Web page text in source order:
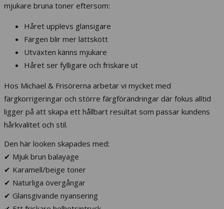
mjukare bruna toner eftersom:
Håret upplevs glansigare
Färgen blir mer lättskött
Utväxten känns mjukare
Håret ser fylligare och friskare ut
Hos Michael & Frisörerna arbetar vi mycket med
färgkorrigeringar och större färgförändringar där fokus alltid
ligger på att skapa ett hållbart resultat som passar kundens
hårkvalitet och stil.
Den här looken skapades med:
✔ Mjuk brun balayage
✔ Karamell/beige toner
✔ Naturliga övergångar
✔ Glansgivande nyansering